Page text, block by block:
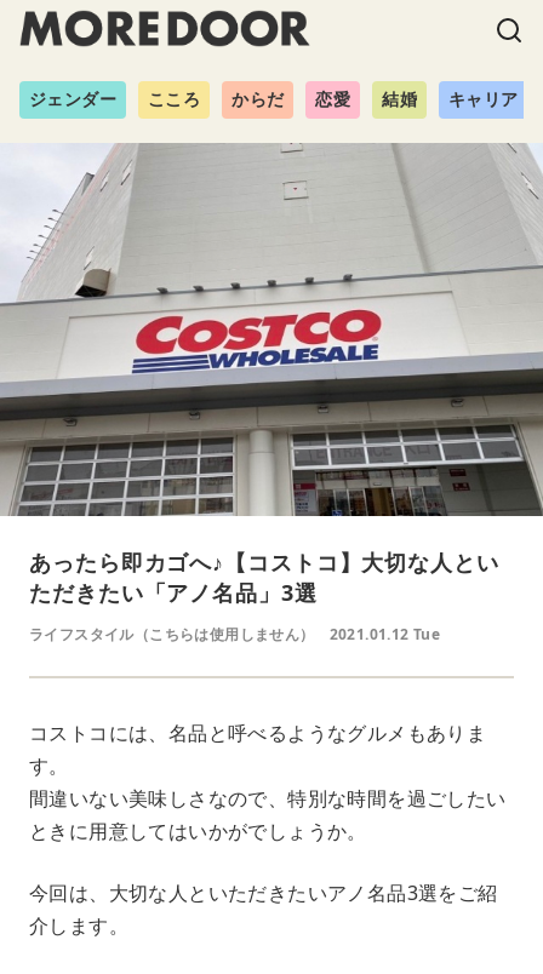
ジェンダー こころ からだ 恋愛 結婚 キャリア
あったら即カゴへ♪【コストコ】大切な人とい
ただきたい「アノ名品」3選
ライフスタイル（こちらは使用しません） 2021.01.12 Tue
コストコには、名品と呼べるようなグルメもありま
す。
間違いない美味しさなので、特別な時間を過ごしたい
ときに用意してはいかがでしょうか。
今回は、大切な人といただきたいアノ名品3選をご紹
介します。